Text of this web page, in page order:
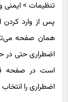
پس از وارد کردن
همان صفحه
اضطراری حتی در
است در صفحه
اضطراری را انتخاب